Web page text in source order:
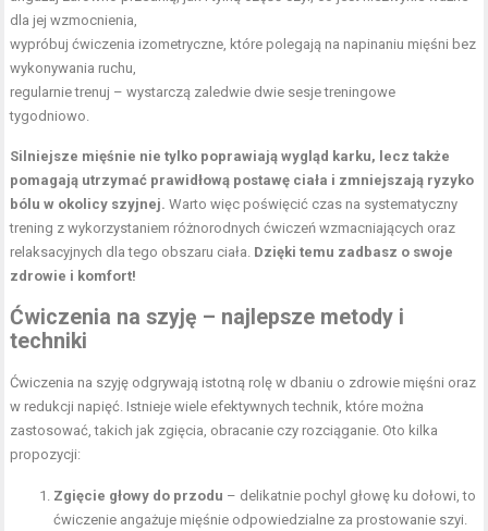
dla jej wzmocnienia,
wypróbuj ćwiczenia izometryczne, które polegają na napinaniu mięśni bez
wykonywania ruchu,
regularnie trenuj – wystarczą zaledwie dwie sesje treningowe
tygodniowo.
Silniejsze mięśnie nie tylko poprawiają wygląd karku, lecz także
pomagają utrzymać prawidłową postawę ciała i zmniejszają ryzyko
bólu w okolicy szyjnej. Warto więc poświęcić czas na systematyczny
trening z wykorzystaniem różnorodnych ćwiczeń wzmacniających oraz
relaksacyjnych dla tego obszaru ciała. Dzięki temu zadbasz o swoje
zdrowie i komfort!
Ćwiczenia na szyję – najlepsze metody i
techniki
Ćwiczenia na szyję odgrywają istotną rolę w dbaniu o zdrowie mięśni oraz
w redukcji napięć. Istnieje wiele efektywnych technik, które można
zastosować, takich jak zgięcia, obracanie czy rozciąganie. Oto kilka
propozycji:
Zgięcie głowy do przodu – delikatnie pochyl głowę ku dołowi, to
ćwiczenie angażuje mięśnie odpowiedzialne za prostowanie szyi.